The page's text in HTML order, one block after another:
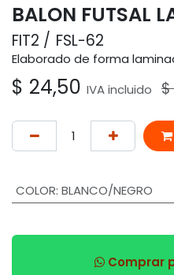
BALON FUTSAL
FIT2 FSL-62
Elaborado de forma
$ 24,50 IVA incluido $
COLOR: BLANCO/NEGRO
Comprar